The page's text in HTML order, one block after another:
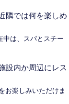
隣では何を楽しめ
中は、スパとスチー
設内か周辺にレス
お楽しみいただけま